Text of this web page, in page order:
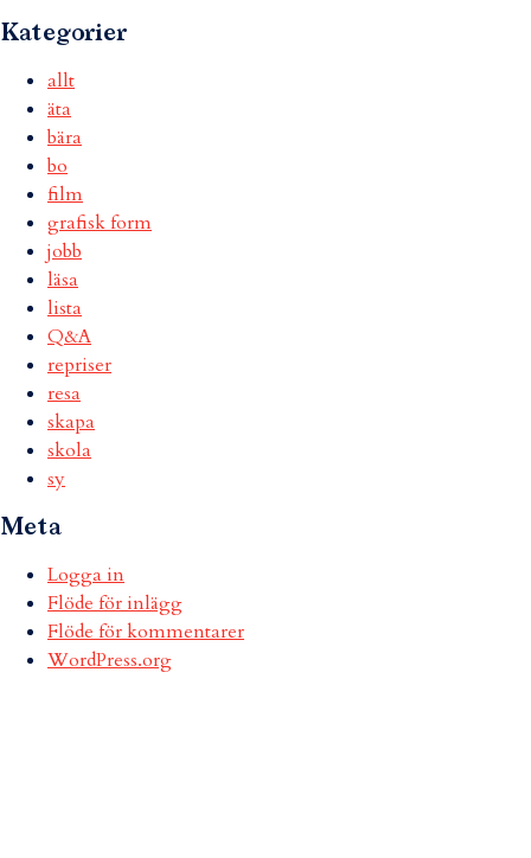
Kategorier
allt
äta
bära
bo
film
grafisk form
jobb
läsa
lista
Q&A
repriser
resa
skapa
skola
sy
Meta
Logga in
Flöde för inlägg
Flöde för kommentarer
WordPress.org